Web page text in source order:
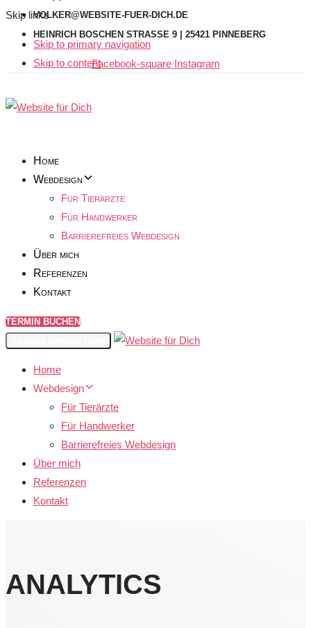
Skip links
Skip to primary navigation
Skip to content
VOLKER@WEBSITE-FUER-DICH.DE
HEINRICH BOSCHEN STRASSE 9 | 25421 PINNEBERG
Facebook-square Instagram
Home
Webdesign
Für Tierärzte
Für Handwerker
Barrierefreies Webdesign
Über mich
Referenzen
Kontakt
TERMIN BUCHEN
Home
Webdesign
Für Tierärzte
Für Handwerker
Barrierefreies Webdesign
Über mich
Referenzen
Kontakt
ANALYTICS